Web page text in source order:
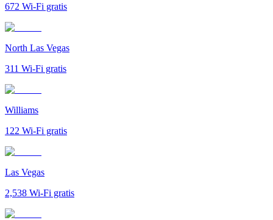
672 Wi-Fi gratis
North Las Vegas
311 Wi-Fi gratis
Williams
122 Wi-Fi gratis
Las Vegas
2,538 Wi-Fi gratis